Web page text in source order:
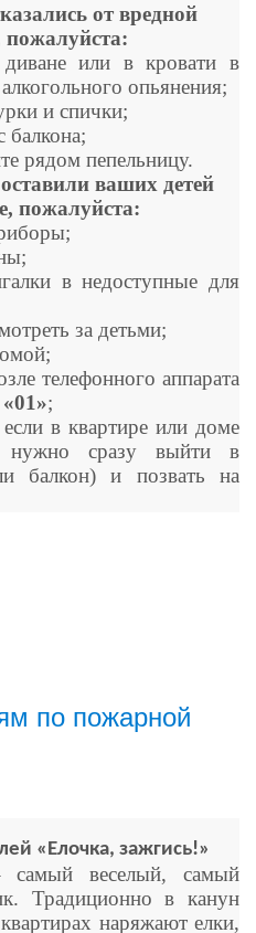
от вредной
или в кровати в
опьянения;
и спички;
балкона;
рядом пепельницу.
ваших детей
пожалуйста:
в недоступные для
за детьми;
телефонного аппарата
«01»;
в квартире или доме
нужно сразу выйти в
балкон) и позвать на
по пожарной
«Елочка, зажгись!»
веселый, самый
Традиционно в канун
наряжают елки,